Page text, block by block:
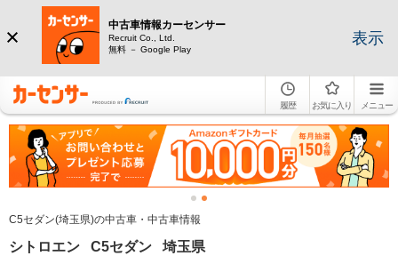
中古車情報カーセンサー
Recruit Co., Ltd.
無料 － Google Play
表示
履歴 お気に入り メニュー
C5セダン(埼玉県)の中古車・中古車情報
シトロエン C5セダン 埼玉県